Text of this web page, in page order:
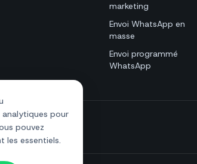
pour
pouvez
les essentiels.
marketing
Envoi WhatsApp en
masse
Envoi programmé
WhatsApp